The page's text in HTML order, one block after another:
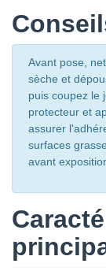
Avant pose,
sèche et
puis coupez le
protecteur et
assurer
surfaces
avant